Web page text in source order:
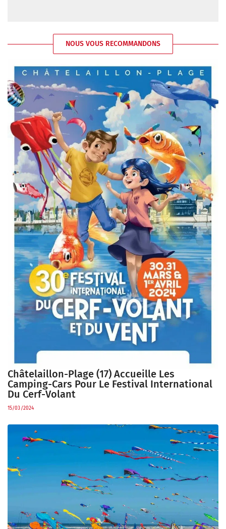
NOUS VOUS RECOMMANDONS
Châtelaillon-Plage (17) Accueille Les
Camping-Cars Pour Le Festival International
Du Cerf-Volant
15/03/2024